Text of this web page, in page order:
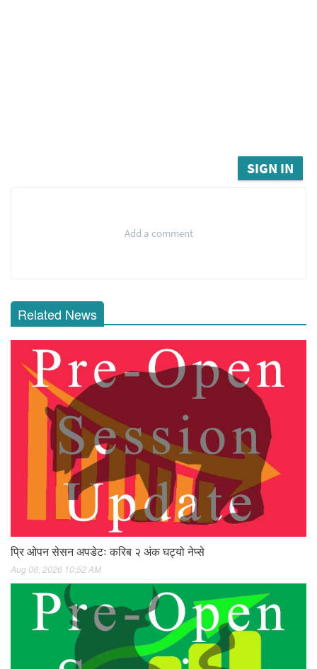
SIGN IN
Add a comment
Related News
प्रि ओपन सेसन अपडेटः करिब २ अंक घट्यो नेप्से
Aug 06, 2026 10:52 AM